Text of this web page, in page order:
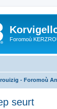
Foromoù
- Foromoù
seurt